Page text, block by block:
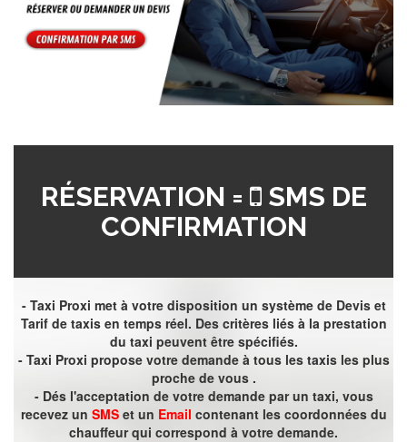
RÉSERVATION =
SMS DE
CONFIRMATION
- Taxi Proxi met à votre disposition un système de Devis et
Tarif de taxis en temps réel. Des critères liés à la prestation
du taxi peuvent être spécifiés.
- Taxi Proxi propose votre demande à tous les taxis les plus
proche de vous .
- Dés l'acceptation de votre demande par un taxi, vous
recevez un SMSet un Email contenant les coordonnées du
chauffeur qui correspond à votre demande.